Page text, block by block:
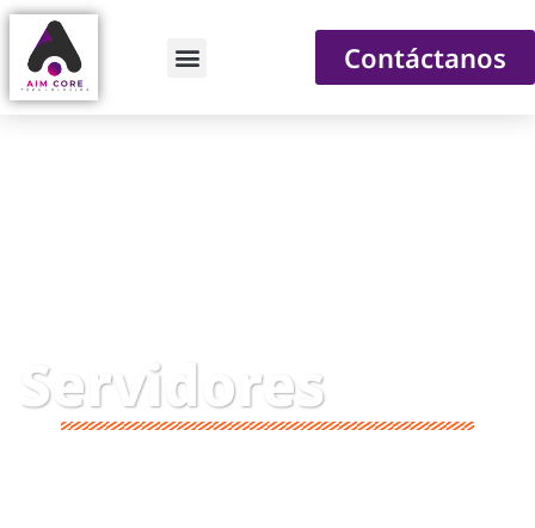
Contáctanos
Servidores